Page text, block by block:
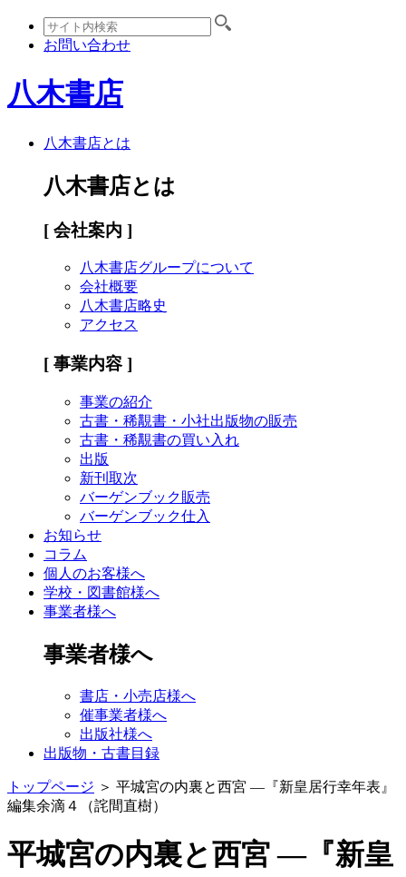
お問い合わせ
八木書店
八木書店とは
八木書店とは
[ 会社案内 ]
八木書店グループについて
会社概要
八木書店略史
アクセス
[ 事業内容 ]
事業の紹介
古書・稀覯書・小社出版物の販売
古書・稀覯書の買い入れ
出版
新刊取次
バーゲンブック販売
バーゲンブック仕入
お知らせ
コラム
個人のお客様へ
学校・図書館様へ
事業者様へ
事業者様へ
書店・小売店様へ
催事業者様へ
出版社様へ
出版物・古書目録
トップページ ＞ 平城宮の内裏と西宮 ―『新皇居行幸年表』
編集余滴４（詫間直樹）
平城宮の内裏と西宮 ―『新皇